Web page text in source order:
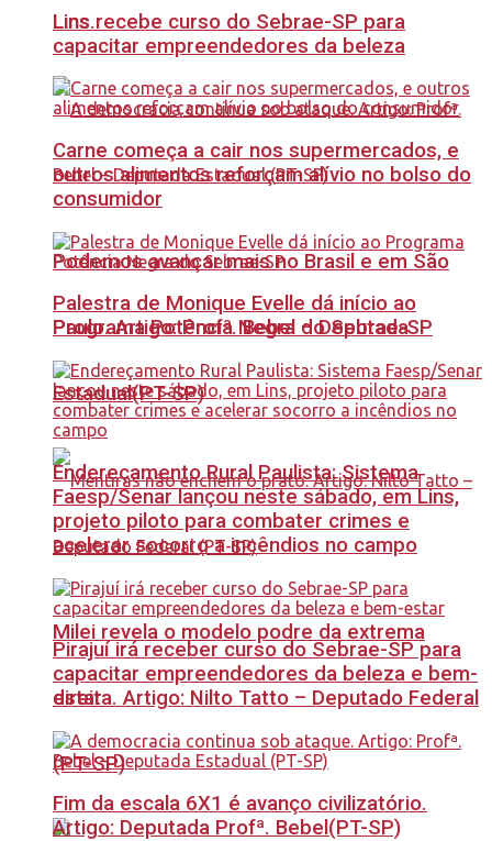
Lins.
Podemos avançar mais no Brasil e em São
Paulo. Artigo: Profª. Bebel – Deputada
Estadual(PT-SP)
Milei revela o modelo podre da extrema
direita. Artigo: Nilto Tatto – Deputado Federal
(PT-SP)
Lins recebe curso do Sebrae-SP para
capacitar empreendedores da beleza
Carne começa a cair nos supermercados, e
outros alimentos reforçam alívio no bolso do
consumidor
Palestra de Monique Evelle dá início ao
Programa Potência Negra do Sebrae-SP
Endereçamento Rural Paulista: Sistema
Faesp/Senar lançou neste sábado, em Lins,
projeto piloto para combater crimes e
acelerar socorro a incêndios no campo
Pirajuí irá receber curso do Sebrae-SP para
capacitar empreendedores da beleza e bem-
estar
Fim da escala 6X1 é avanço civilizatório.
Artigo: Deputada Profª. Bebel(PT-SP)